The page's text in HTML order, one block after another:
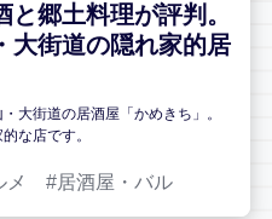
郷土料理が評判。
大街道の隠れ家的居
大街道の居酒屋「かめきち」。
な店です。
メ 居酒屋・バル